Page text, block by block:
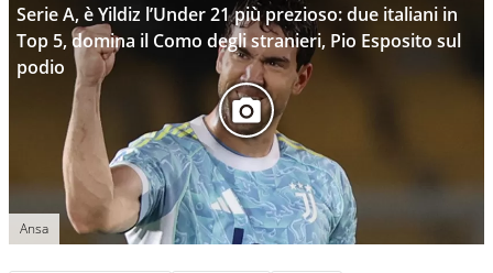
Serie A, è Yildiz l’Under 21 più prezioso: due italiani in
Top 5, domina il Como degli stranieri, Pio Esposito sul
podio
Ansa